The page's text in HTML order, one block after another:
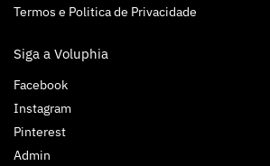
Termos e Politica de Privacidade
Siga a Voluphia
Facebook
Instagram
Pinterest
Admin